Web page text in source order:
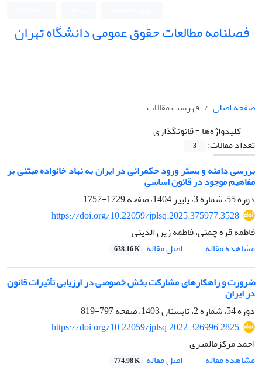
فصلنامه مطالعات حقوق عمومی دانشگاه تهران
صفحه اصلی
فهرست مقالات
کلیدواژه‌ها =قانونگذاری
تعداد مقالات:
3
بررسی دامنه و بستر ورود حکمرانی در ایران به نهاد خانواده مبتنی بر
مفاهیم موجود در قانون اساسی
دوره 55، شماره 3، پاییز 1404، صفحه
1729-1757
https://doi.org/10.22059/jplsq.2025.375977.3528
فاطمه قره چمنی، فاطمه زین الدینی
مشاهده مقاله
اصل مقاله 638.16 K
ضرورت و راهکارهای مشارکت بخش خصوصی در ارزیابی تأثیرات قانون
در ایران
دوره 54، شماره 2، تابستان 1403، صفحه
797-819
https://doi.org/10.22059/jplsq.2022.326996.2825
احمد مرکزمالمیری
مشاهده مقاله
اصل مقاله 774.98 K